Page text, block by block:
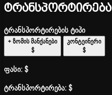
ტრანსპორტირება
ტრანსპორტირების ტიპი
+ ზომის მანქანები
$
კონტეინერი
$
ფასი:$
ტრანსპორტირება:$